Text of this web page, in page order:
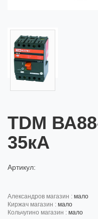
TDM
35кА
Артикул:
александров магазин : мало
киржач магазин : мало
кольчугино магазин : мало